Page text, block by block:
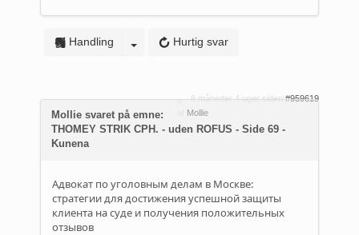
Hurtig svar
Handling
8 måneder 4 uger siden #959619
Mollie
Mollie svaret på emne:
THOMEY STRIK CPH. - uden ROFUS - Side 69 -
Kunena
Адвокат по уголовным делам в Москве:
стратегии для достижения успешной защиты
клиента на суде и получения положительных
отзывов